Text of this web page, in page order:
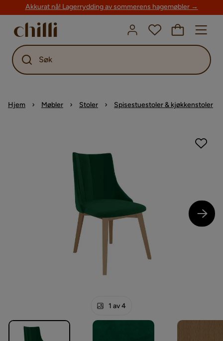
Akkurat nå! Lagerrydding av sommerens hagemøbler →
Søk
Hjem Møbler Stoler Spisestuestoler & kjøkkenstoler
1 av 4